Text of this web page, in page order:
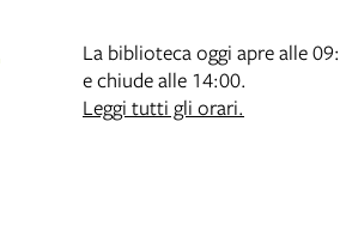
La biblioteca oggi apre alle
e chiude alle 14:00.
Leggi tutti gli orari.